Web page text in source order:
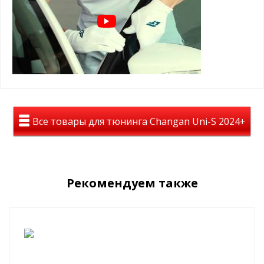
На авто дефлекторы смотрятся полностью темными, но при
этом из салона автомобиля все отлично просматривается.
Материал: лёгкое и высококачественное оргстекло
Дефлекторы уберегут Вас от слепящего солнца, помогут в
дождливую погоду и будут радовать Вас долгие годы.
Все товары для тюнинга Changan Uni-S 2024+
Рекомендуем также